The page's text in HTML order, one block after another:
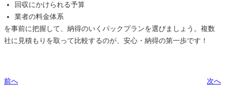
回収にかけられる予算
業者の料金体系
を事前に把握して、納得のいくパックプランを選びましょう。複数
社に見積もりを取って比較するのが、安心・納得の第一歩です！
前へ 次へ